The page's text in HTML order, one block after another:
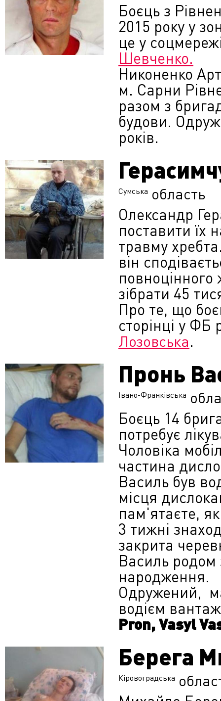
Боєць з
2015 року у
це у
Шевченко.
Никоненко
м. Сарни
разом з
будови.
років.
Сумська область
Олександр
поставити їх
травму
він
зібрати 45
Про те, що
сторінці у ФБ
Лозовська.
Пронь
Івано-Франківська
Боєць 14
потребує
Чоловіка
частина
Василь був
місця
пам'ятаєте,
3 тижні
закрита
Василь родом
народження.
Одружений,
водієм
Pron, Vasyl
Берега
Кіровоградська